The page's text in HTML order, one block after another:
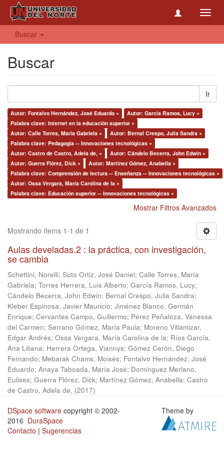
Buscar
Buscar
Ir
Autor: Fontalvo Hernández, José Eduardo ×
Autor: García Ramos, Lucy ×
Palabra clave: Internet en la educación superior ×
Autor: Calle Torres, María Gabriela ×
Autor: Bernal Crespo, Julia Sandra ×
Palabra clave: Pedagogía -- Innovaciones tecnológicas ×
Autor: Castro de Castro, Adela de, ×
Autor: Cándelo Becerra, John Edwin ×
Autor: Guerra Flórez, Dick ×
Autor: Martínez Gómez, Anabella ×
Palabra clave: Comprensión de lectura -- Enseñanza -- Innovaciones tecnológicas ×
Autor: Ossa Vergara, María Carolina de la ×
Palabra clave: Educación superior -- Innovaciones tecnológicas ×
Mostrar Filtros Avanzados
Mostrando ítems 1-1 de 1
Aulas develadas.2 : la práctica, con investigación,
se cambia
Schettini, Norelli; Soto Ortiz, José Daniel; Calle Torres, María
Gabriela; Torres Herrera, Luis Alberto; García Ramos, Lucy;
Cándelo Becerra, John Edwin; Bernal Crespo, Julia Sandra;
Kleber Espinosa, Javier Mauricio; Jiménez Blanco, Germán
Enrique; Cervantes Campo, Guillermo; Pérez Peñaloza, Vanessa
del Carmen; Serrano Gómez, María Paula; Moreno Villamizar,
Edgar Andrés; Ossa Vergara, María Carolina de la; Ríos García,
Ana Liliana; Herrera Ortega, Viannys; Gómez Cerón, Diego
Fernando; Mebarak Chams, Moisés; Fontalvo Hernández, José
Eduardo; Anaya Taboada, María José; Domínguez Merlano,
Eulises; Guerra Flórez, Dick; Martínez Gómez, Anabella; Castro
de Castro, Adela de, (2017)
DSpace software copyright © 2002-
2016 DuraSpace
Contacto | Sugerencias
Theme by